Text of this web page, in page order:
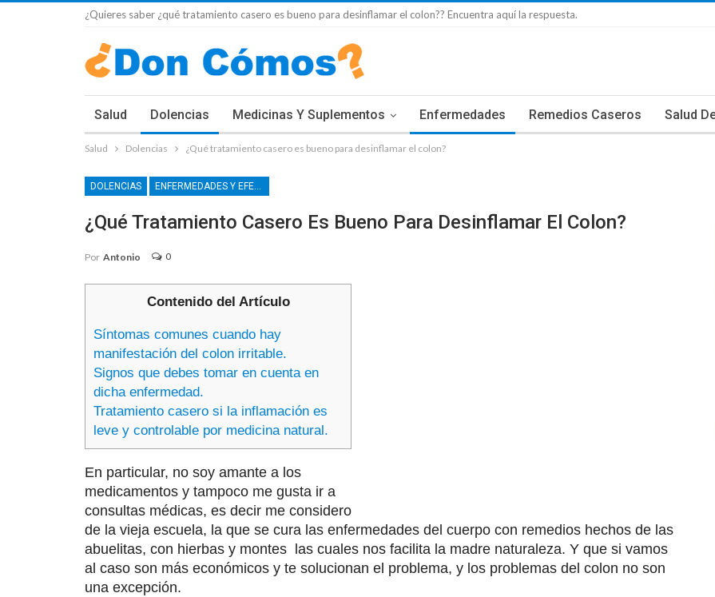
¿Quieres saber ¿qué tratamiento casero es bueno para desinflamar el colon?? Encuentra aquí la respuesta.
Salud Dolencias Medicinas Y Suplementos Enfermedades Remedios Caseros Salud
Salud Dolencias ¿Qué tratamiento casero es bueno para desinflamar el colon?
DOLENCIAS ENFERMEDADES Y EFECTOS SECUNDARIOS
¿Qué Tratamiento Casero Es Bueno Para Desinflamar El Colon?
Por Antonio 0
Contenido del Artículo
Síntomas comunes cuando hay
manifestación del colon irritable.
Signos que debes tomar en cuenta en
dicha enfermedad.
Tratamiento casero si la inflamación es
leve y controlable por medicina natural.
En particular, no soy amante a los
medicamentos y tampoco me gusta ir a
consultas médicas, es decir me considero
de la vieja escuela, la que se cura las enfermedades del cuerpo con remedios hechos de las
abuelitas, con hierbas y montes las cuales nos facilita la madre naturaleza. Y que si vamos
al caso son más económicos y te solucionan el problema, y los problemas del colon no son
una excepción.